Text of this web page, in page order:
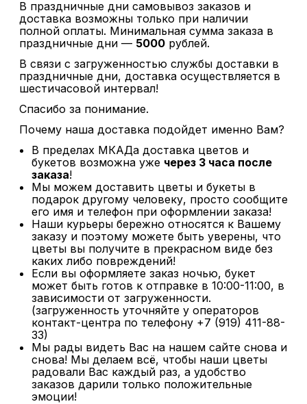
В праздничные дни самовывоз заказов и
доставка возможны только при наличии
полной оплаты. Минимальная сумма заказа в
праздничные дни — 5000рублей.
В связи с загруженностью службы доставки в
праздничные дни, доставка осуществляется в
шестичасовой интервал!
Спасибо за понимание.
Почему наша доставка подойдет именно Вам?
В пределах МКАДа доставка цветов и
букетов возможна уже через 3 часа после
заказа!
Мы можем доставить цветы и букеты в
подарок другому человеку, просто сообщите
его имя и телефон при оформлении заказа!
Наши курьеры бережно относятся к Вашему
заказу и поэтому можете быть уверены, что
цветы вы получите в прекрасном виде без
каких либо повреждений!
Если вы оформляете заказ ночью, букет
может быть готов к отправке в 10:00-11:00, в
зависимости от загруженности.
(загруженность уточняйте у операторов
контакт-центра по телефону +7 (919) 411-88-
33)
Мы рады видеть Вас на нашем сайте снова и
снова! Мы делаем всё, чтобы наши цветы
радовали Вас каждый раз, а удобство
заказов дарили только положительные
эмоции!